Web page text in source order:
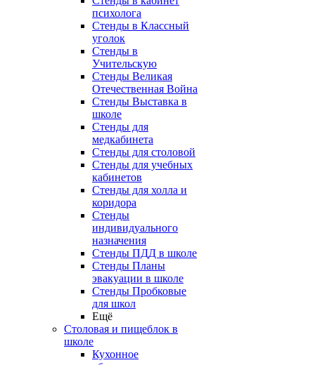
психолога
Стенды в Классный
уголок
Стенды в
Учительскую
Стенды Великая
Отечественная Война
Стенды Выставка в
школе
Стенды для
медкабинета
Стенды для столовой
Стенды для учебных
кабинетов
Стенды для холла и
коридора
Стенды
индивидуального
назначения
Стенды ПДД в школе
Стенды Планы
эвакуации в школе
Стенды Пробковые
для школ
Ещё
Столовая и пищеблок в
школе
Кухонное